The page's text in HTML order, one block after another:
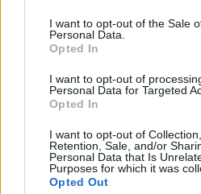
I want to opt-out of the Sale
Personal Data.
Opted In
I want to opt-out of
Personal Data for Targeted
Opted In
I want to opt-out of
Retention, Sale, and/or
Personal Data that Is
Purposes for which it was
Opted Out